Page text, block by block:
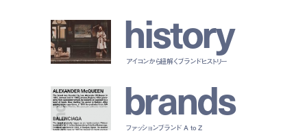
history
アイコンから紐解くブランドヒストリー
brands
ファッションブランド A to Z